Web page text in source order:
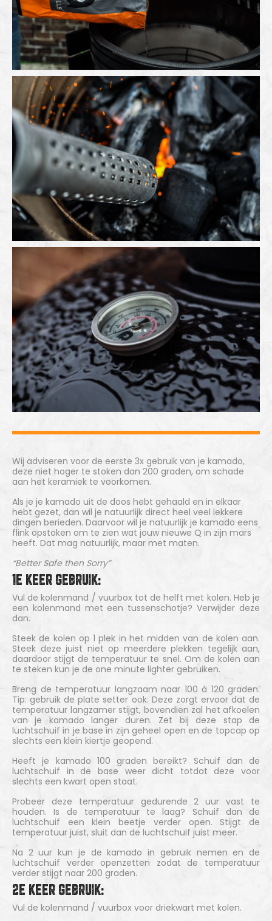
Wij adviseren voor de eerste 3x gebruik van je kamado,
deze niet hoger te stoken dan 200 graden, om schade
aan het keramiek te voorkomen.
Als je je kamado uit de doos hebt gehaald en in elkaar
hebt gezet, dan wil je natuurlijk direct heel veel lekkere
dingen berieden. Daarvoor wil je natuurlijk je kamado eens
flink opstoken om te zien wat jouw nieuwe Q in zijn mars
heeft. Dat mag natuurlijk, maar met maten.
“Better Safe then Sorry”
1E KEER GEBRUIK:
Vul de kolenmand / vuurbox tot de helft met kolen. Heb je
een kolenmand met een tussenschotje? Verwijder deze
dan.
Steek de kolen op 1 plek in het midden van de kolen aan.
Steek deze juist niet op meerdere plekken tegelijk aan,
daardoor stijgt de temperatuur te snel. Om de kolen aan
te steken kun je de one minute lighter gebruiken.
Breng de temperatuur langzaam naar 100 à 120 graden.
Tip: gebruik de plate setter ook. Deze zorgt ervoor dat de
temperatuur langzamer stijgt, bovendien zal het afkoelen
van je kamado langer duren. Zet bij deze stap de
luchtschuif in je base in zijn geheel open en de topcap op
slechts een klein kiertje geopend.
Heeft je kamado 100 graden bereikt? Schuif dan de
luchtschuif in de base weer dicht totdat deze voor
slechts een kwart open staat.
Probeer deze temperatuur gedurende 2 uur vast te
houden. Is de temperatuur te laag? Schuif dan de
luchtschuif een klein beetje verder open. Stijgt de
temperatuur juist, sluit dan de luchtschuif juist meer.
Na 2 uur kun je de kamado in gebruik nemen en de
luchtschuif verder openzetten zodat de temperatuur
verder stijgt naar 200 graden.
2E KEER GEBRUIK:
Vul de kolenmand / vuurbox voor driekwart met kolen.